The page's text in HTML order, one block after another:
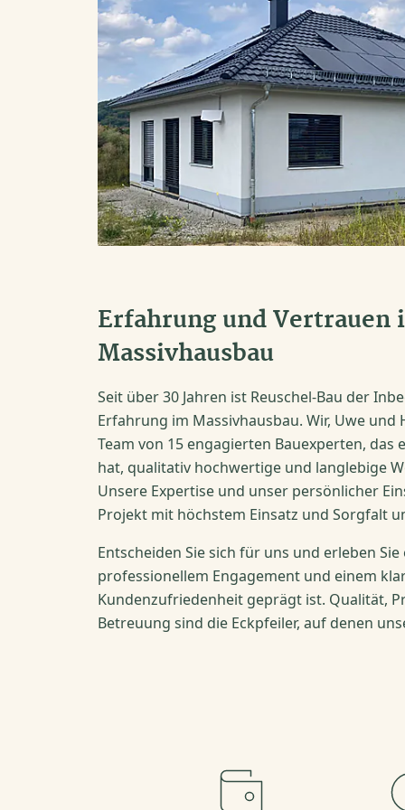
Erfahrung und Vertrauen
Massivhausbau
Seit über 30 Jahren ist Reuschel-Bau der
Erfahrung im Massivhausbau. Wir, Uwe und
Team von 15 engagierten Bauexperten, das
hat, qualitativ hochwertige und langlebige
Unsere Expertise und unser persönlicher
Projekt mit höchstem Einsatz und Sorgfalt
Entscheiden Sie sich für uns und erleben
professionellem Engagement und einem
Kundenzufriedenheit geprägt ist. Qualität,
Betreuung sind die Eckpfeiler, auf denen